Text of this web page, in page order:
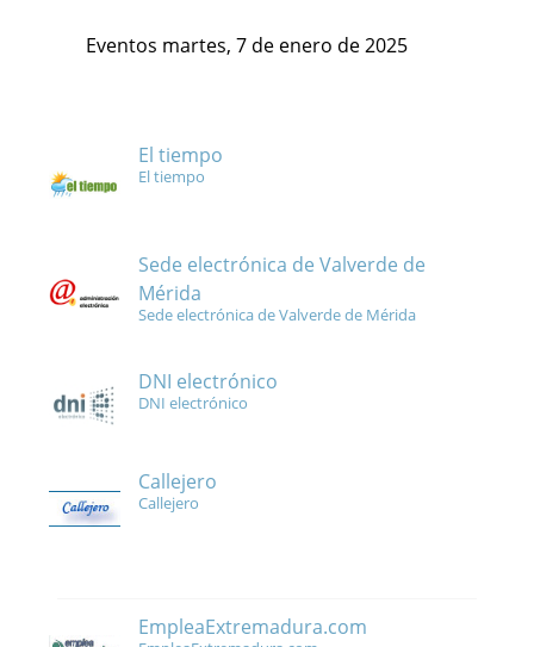
Eventos martes, 7 de enero de 2025
El tiempo
El tiempo
Sede electrónica de Valverde de
Mérida
Sede electrónica de Valverde de Mérida
DNI electrónico
DNI electrónico
Callejero
Callejero
EmpleaExtremadura.com